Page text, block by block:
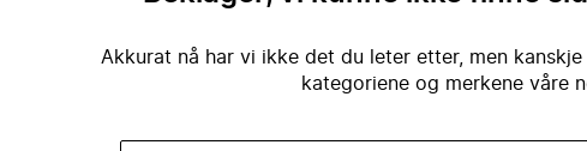
Akkurat nå har vi ikke det du leter etter, men
kategoriene og merkene våre